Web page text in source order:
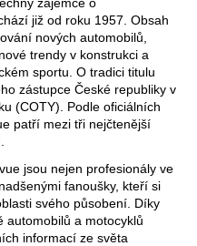
již od roku 1957. Obsah
nových automobilů,
trendy v konstrukci a
sportu. O tradici titulu
zástupce České republiky v
(COTY). Podle oficiálních
patří mezi tři nejčtenější
jsou nejen profesionály ve
fanoušky, kteří si
svého působení. Díky
automobilů a motocyklů
informací ze světa